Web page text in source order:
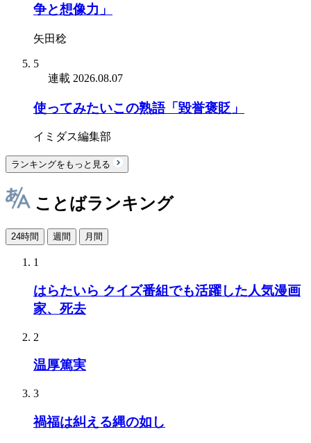
争と想像力」
矢田稔
5
連載 2026.08.07
使ってみたいこの熟語「毀誉褒貶」
イミダス編集部
ランキングをもっと見る
ことばランキング
24時間 週間 月間
1
はらたいら クイズ番組でも活躍した人気漫画
家、死去
2
温厚篤実
3
禍福は糾える縄の如し